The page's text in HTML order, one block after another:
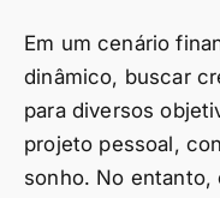
Em um cenário
dinâmico, buscar
para diversos
projeto pessoal,
sonho. No